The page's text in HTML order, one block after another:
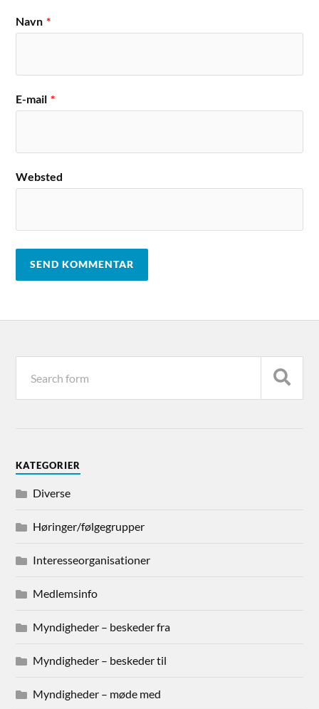
Navn *
E-mail *
Websted
KATEGORIER
Diverse
Høringer/følgegrupper
Interesseorganisationer
Medlemsinfo
Myndigheder – beskeder fra
Myndigheder – beskeder til
Myndigheder – møde med